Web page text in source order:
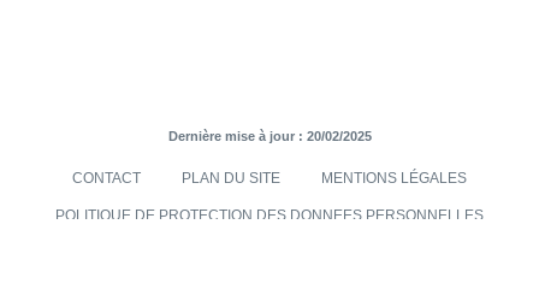
Dernière mise à jour : 20/02/2025
CONTACT PLAN DU SITE MENTIONS LÉGALES
POLITIQUE DE PROTECTION DES DONNEES PERSONNELLES